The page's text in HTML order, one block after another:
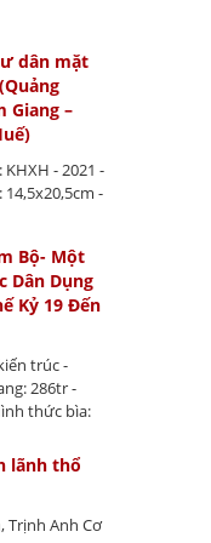
dân mặt
Giang –
- 2021 -
-
Bộ- Một
Dân Dụng
Kỷ 19 Đến
trúc -
286tr -
thức bìa:
lãnh thổ
Trịnh Anh Cơ